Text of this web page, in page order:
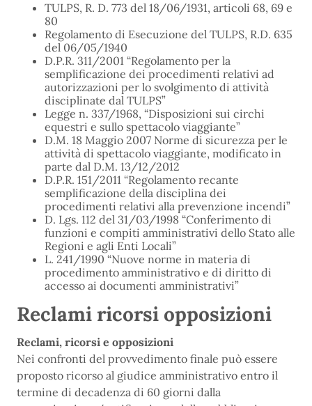
TULPS, R. D. 773 del 18/06/1931, articoli 68, 69 e
80
Regolamento di Esecuzione del TULPS, R.D. 635
del 06/05/1940
D.P.R. 311/2001 “Regolamento per la
semplificazione dei procedimenti relativi ad
autorizzazioni per lo svolgimento di attività
disciplinate dal TULPS”
Legge n. 337/1968, “Disposizioni sui circhi
equestri e sullo spettacolo viaggiante”
D.M. 18 Maggio 2007 Norme di sicurezza per le
attività di spettacolo viaggiante, modificato in
parte dal D.M. 13/12/2012
D.P.R. 151/2011 “Regolamento recante
semplificazione della disciplina dei
procedimenti relativi alla prevenzione incendi”
D. Lgs. 112 del 31/03/1998 “Conferimento di
funzioni e compiti amministrativi dello Stato alle
Regioni e agli Enti Locali”
L. 241/1990 “Nuove norme in materia di
procedimento amministrativo e di diritto di
accesso ai documenti amministrativi”
Reclami ricorsi opposizioni
Reclami, ricorsi e opposizioni
Nei confronti del provvedimento finale può essere
proposto ricorso al giudice amministrativo entro il
termine di decadenza di 60 giorni dalla